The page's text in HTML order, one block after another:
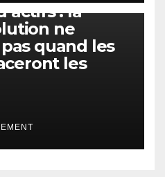
: la
ne
quand les
les